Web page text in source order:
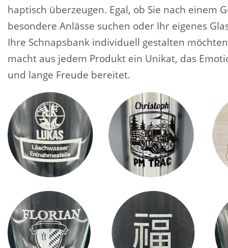
haptisch überzeugen. Egal, ob Sie nach einem
besondere Anlässe suchen oder Ihr eigenes
Ihre Schnapsbank individuell gestalten
macht aus jedem Produkt ein Unikat, das
und lange Freude bereitet.